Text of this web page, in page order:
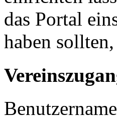
das Portal
haben
Benutzername